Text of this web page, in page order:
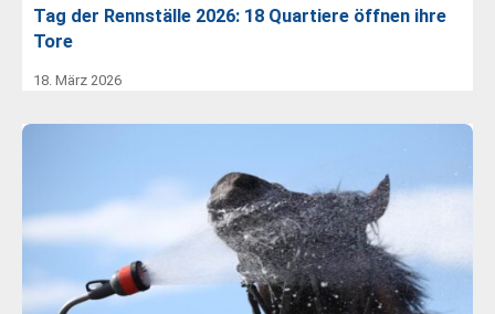
Tag der Rennställe 2026: 18 Quartiere öffnen ihre
Tore
18. März 2026